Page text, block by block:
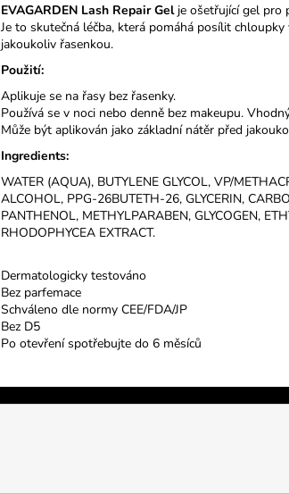
EVAGARDEN Lash Repair Gelje ošetřující gel pro
Je to skutečná léčba, která pomáhá posílit
jakoukoliv řasenkou.
Použití:
Aplikuje se na řasy bez řasenky.
Používá se v noci nebo denně bez makeupu.
Může být aplikován jako základní nátěr před
Ingredients:
WATER (AQUA), BUTYLENE GLYCOL, VP/
ALCOHOL, PPG-26BUTETH-26, GLYCERIN,
PANTHENOL, METHYLPARABEN, GLYCOGEN,
RHODOPHYCEA EXTRACT.
Dermatologicky testováno
Bez parfemace
Schváleno dle normy CEE/FDA/JP
Bez D5
Po otevření spotřebujte do 6 měsíců